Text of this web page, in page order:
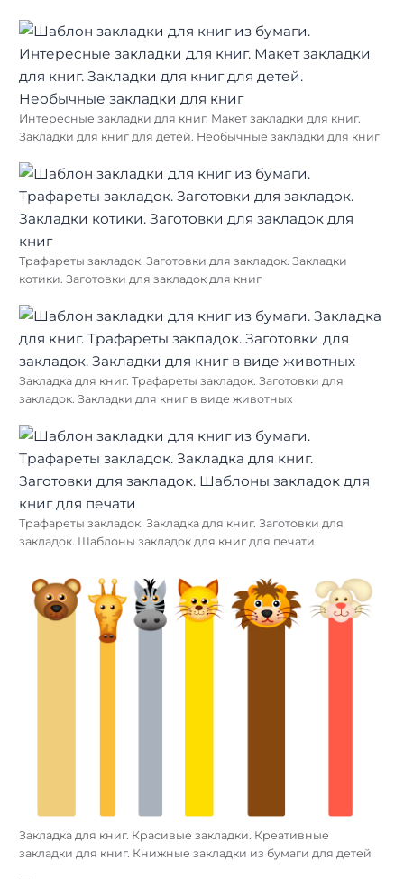
Интересные закладки для книг. Макет закладки для книг.
Закладки для книг для детей. Необычные закладки для книг
Трафареты закладок. Заготовки для закладок. Закладки
котики. Заготовки для закладок для книг
Закладка для книг. Трафареты закладок. Заготовки для
закладок. Закладки для книг в виде животных
Трафареты закладок. Закладка для книг. Заготовки для
закладок. Шаблоны закладок для книг для печати
Закладка для книг. Красивые закладки. Креативные
закладки для книг. Книжные закладки из бумаги для детей